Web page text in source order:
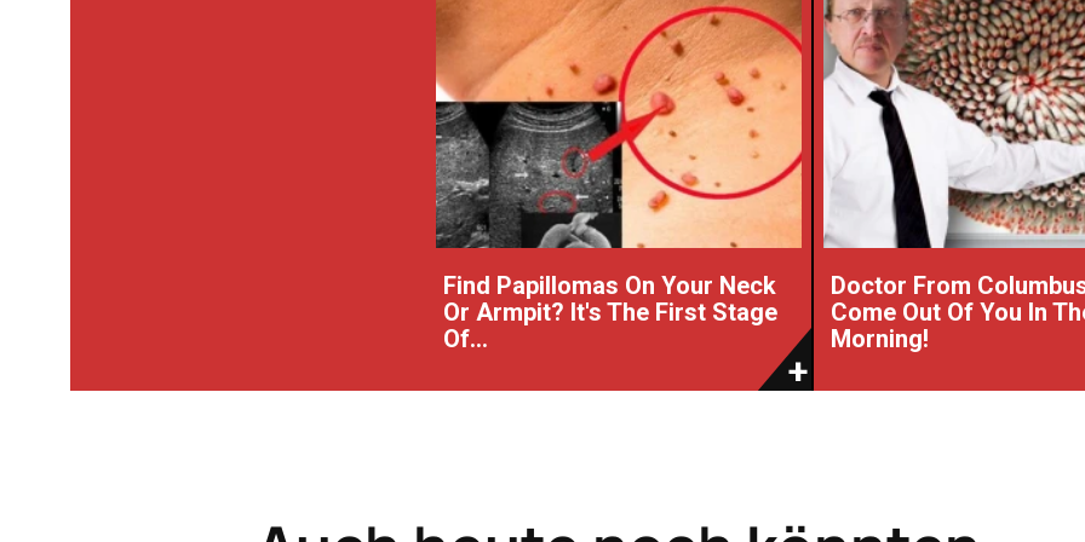
Find Papillomas On Your Neck
Or Armpit? It's The First Stage
Of...
Doctor From
Come Out Of You In
Morning!